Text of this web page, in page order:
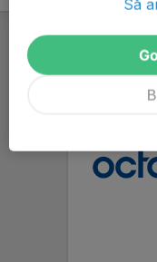
Så